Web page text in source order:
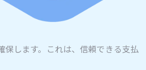
します。これは、信頼できる支払